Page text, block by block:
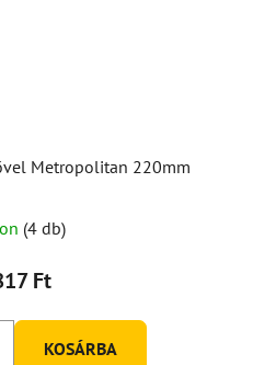
Metropolitan 220mm
(4 db)
Ft
KOSÁRBA